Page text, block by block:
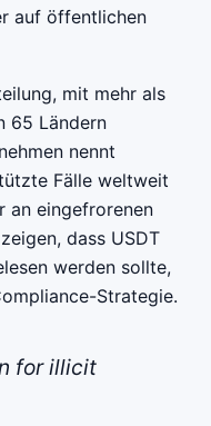
auf öffentlichen
mit mehr als
65 Ländern
nennt
Fälle weltweit
an eingefrorenen
dass USDT
werden sollte,
Strategie.
for illicit